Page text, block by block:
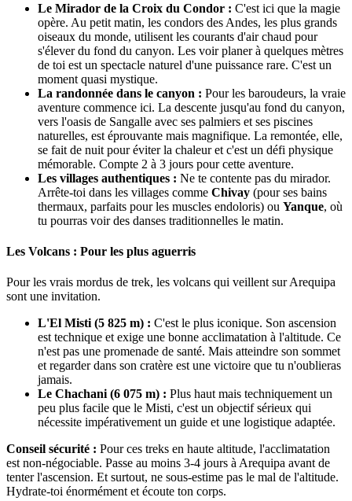
Le Mirador de la Croix du Condor : C'est ici que la magie
opère. Au petit matin, les condors des Andes, les plus grands
oiseaux du monde, utilisent les courants d'air chaud pour
s'élever du fond du canyon. Les voir planer à quelques mètres
de toi est un spectacle naturel d'une puissance rare. C'est un
moment quasi mystique.
La randonnée dans le canyon : Pour les baroudeurs, la vraie
aventure commence ici. La descente jusqu'au fond du canyon,
vers l'oasis de Sangalle avec ses palmiers et ses piscines
naturelles, est éprouvante mais magnifique. La remontée, elle,
se fait de nuit pour éviter la chaleur et c'est un défi physique
mémorable. Compte 2 à 3 jours pour cette aventure.
Les villages authentiques : Ne te contente pas du mirador.
Arrête-toi dans les villages comme Chivay (pour ses bains
thermaux, parfaits pour les muscles endoloris) ou Yanque, où
tu pourras voir des danses traditionnelles le matin.
Les Volcans : Pour les plus aguerris
Pour les vrais mordus de trek, les volcans qui veillent sur Arequipa
sont une invitation.
L'El Misti (5 825 m) : C'est le plus iconique. Son ascension
est technique et exige une bonne acclimatation à l'altitude. Ce
n'est pas une promenade de santé. Mais atteindre son sommet
et regarder dans son cratère est une victoire que tu n'oublieras
jamais.
Le Chachani (6 075 m) : Plus haut mais techniquement un
peu plus facile que le Misti, c'est un objectif sérieux qui
nécessite impérativement un guide et une logistique adaptée.
Conseil sécurité : Pour ces treks en haute altitude, l'acclimatation
est non-négociable. Passe au moins 3-4 jours à Arequipa avant de
tenter l'ascension. Et surtout, ne sous-estime pas le mal de l'altitude.
Hydrate-toi énormément et écoute ton corps.